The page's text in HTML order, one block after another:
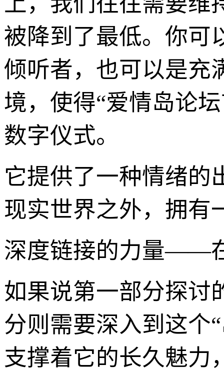
被降到了最低。你可
倾听者，也可以是充
境，使得“爱情岛论
数字仪式。
它提供了一种情绪的
现实世界之外，拥有
深度链接的力量——
如果说第一部分探讨
分则需要深入到这个
支撑着它的长久魅力